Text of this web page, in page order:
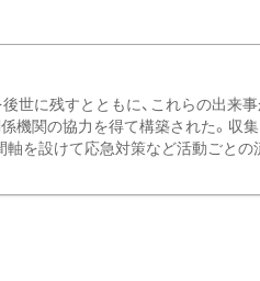
世に残すとともに、これらの出来事
機関の協力を得て構築された。収集
軸を設けて応急対策など活動ごとの